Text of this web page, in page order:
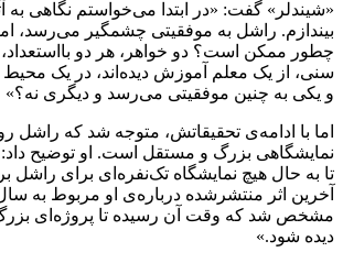
«شیندلر» گفت: «در ابتدا می‌خواستم نگاهی به
بیندازم. راشل به موفقیتی چشمگیر می‌رسد،
چطور ممکن است؟ دو خواهر، هر دو
سنی، از یک معلم آموزش دیده‌اند، در یک
و یکی به چنین موفقیتی می‌رسد و دیگری نه؟»
اما با ادامه‌ی تحقیقاتش، متوجه شد که
نمایشگاهی بزرگ و مستقل است. او توضیح
تا به حال هیچ نمایشگاه تک‌نفره‌ای برای راشل
مشخص شد که وقت آن رسیده تا پروژه‌ای
دیده شود.»